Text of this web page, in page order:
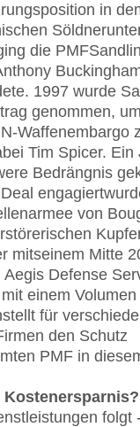
in
die
1997 wurde
genommen,
Waffenembargo
Tim Spicer. Ein
Bedrängnis
von
mitseinem Mitte
Defense
einem
für
den Schutz
PMF in
folgt